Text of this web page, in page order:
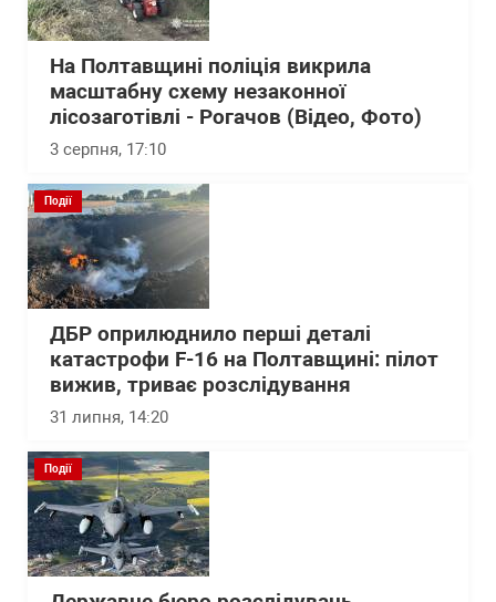
На Полтавщині поліція викрила
масштабну схему незаконної
лісозаготівлі - Рогачов (Відео, Фото)
3 серпня, 17:10
Події
ДБР оприлюднило перші деталі
катастрофи F-16 на Полтавщині: пілот
вижив, триває розслідування
31 липня, 14:20
Події